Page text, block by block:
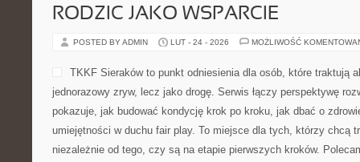
RODZIC JAKO WSPARCIE
POSTED BY ADMIN LUT - 24 - 2026 MOŻLIWOŚĆ
TKKF Sieraków to punkt odniesienia dla osób, które traktują
jednorazowy zryw, lecz jako drogę. Serwis łączy perspektywę
pokazuje, jak budować kondycję krok po kroku, jak dbać o
umiejętności w duchu fair play. To miejsce dla tych, którzy chcą
niezależnie od tego, czy są na etapie pierwszych kroków.